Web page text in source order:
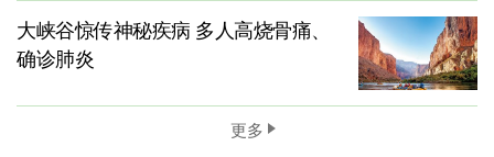
大峡谷惊传神秘疾病 多人高烧骨痛、
确诊肺炎
更多